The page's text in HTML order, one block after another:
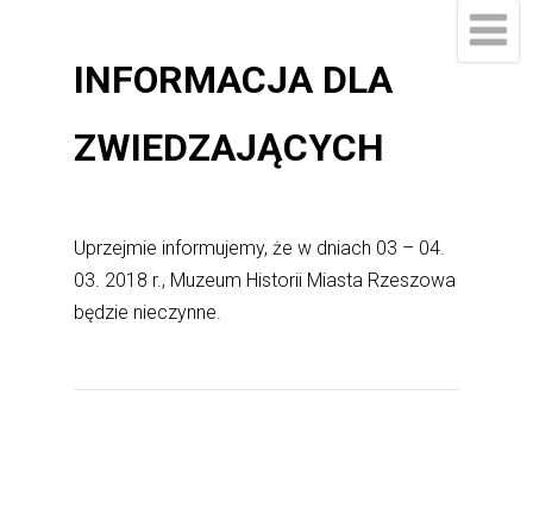
INFORMACJA DLA
ZWIEDZAJĄCYCH
Uprzejmie informujemy, że w dniach 03 – 04.
03. 2018 r., Muzeum Historii Miasta Rzeszowa
będzie nieczynne.